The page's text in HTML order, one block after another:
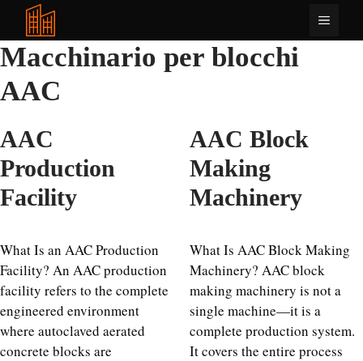
contenuto
Menu
Macchinario per blocchi
AAC
AAC
Production
Facility
What Is an AAC Production
Facility? An AAC production
facility refers to the complete
engineered environment
where autoclaved aerated
concrete blocks are
AAC Block
Making
Machinery
What Is AAC Block Making
Machinery? AAC block
making machinery is not a
single machine—it is a
complete production system.
It covers the entire process